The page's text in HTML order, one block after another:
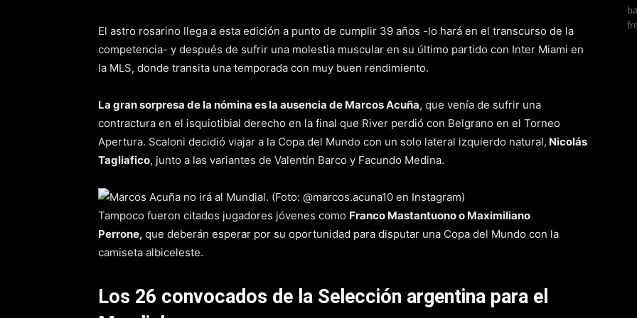
El astro rosarino llega a esta edición a punto de cumplir 39 años -lo hará en el transcurso de la
competencia- y después de sufrir una molestia muscular en su último partido con Inter Miami en
la MLS, donde transita una temporada con muy buen rendimiento.
La gran sorpresa de la nómina es la ausencia de Marcos Acuña, que venía de sufrir una
contractura en el isquiotibial derecho en la final que River perdió con Belgrano en el Torneo
Apertura. Scaloni decidió viajar a la Copa del Mundo con un solo lateral izquierdo natural, Nicolás
Tagliafico, junto a las variantes de Valentín Barco y Facundo Medina.
Tampoco fueron citados jugadores jóvenes como Franco Mastantuono o Maximiliano
Perrone, que deberán esperar por su oportunidad para disputar una Copa del Mundo con la
camiseta albiceleste.
Los 26 convocados de la Selección argentina para el